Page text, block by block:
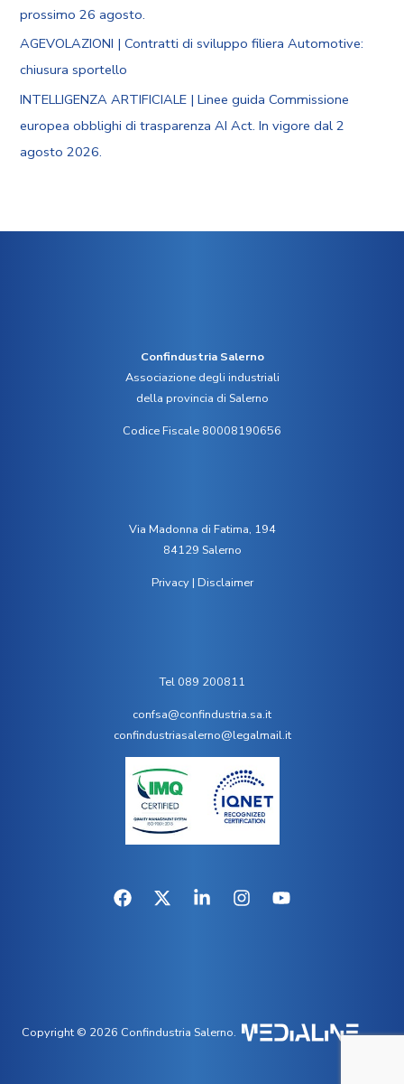
prossimo 26 agosto.
AGEVOLAZIONI | Contratti di sviluppo filiera Automotive:
chiusura sportello
INTELLIGENZA ARTIFICIALE | Linee guida Commissione
europea obblighi di trasparenza AI Act. In vigore dal 2
agosto 2026.
Confindustria Salerno
Associazione degli industriali
della provincia di Salerno
Codice Fiscale 80008190656
Via Madonna di Fatima, 194
84129 Salerno
Privacy| Disclaimer
Tel 089 200811
confsa@confindustria.sa.it
confindustriasalerno@legalmail.it
Copyright © 2026 Confindustria Salerno.